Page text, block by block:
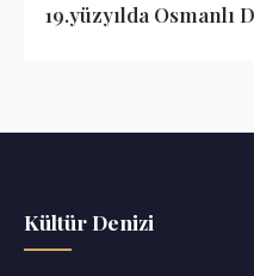
19.yüzyılda Osmanlı
Kültür Denizi